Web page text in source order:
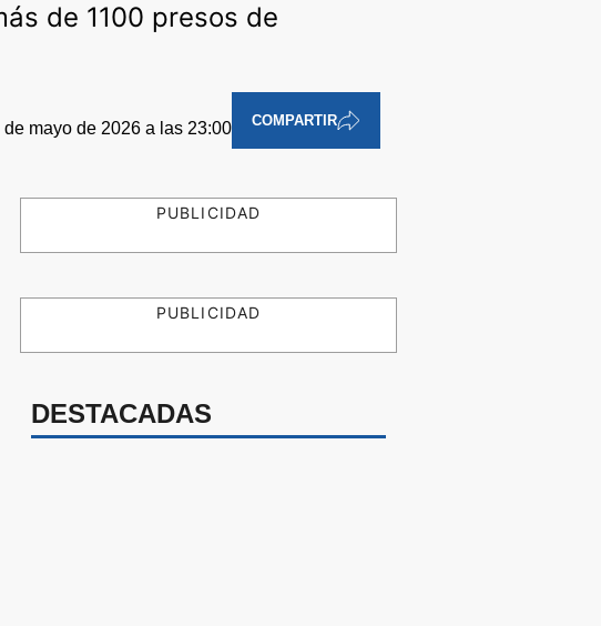
de 1100 presos de
de mayo de 2026 a las 23:00 COMPARTIR
PUBLICIDAD
PUBLICIDAD
DESTACADAS